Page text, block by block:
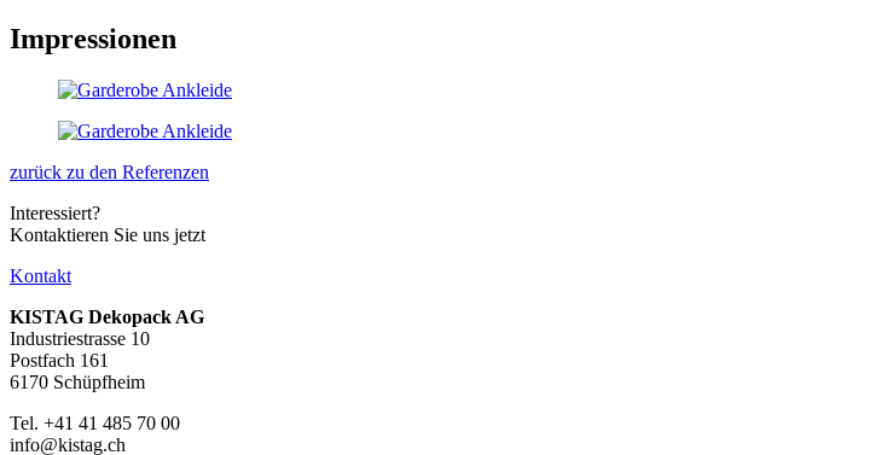
Impressionen
zurück zu den Referenzen
Interessiert?
Kontaktieren Sie uns jetzt
Kontakt
KISTAG Dekopack AG
Industriestrasse 10
Postfach 161
6170 Schüpfheim
Tel. +41 41 485 70 00
info@kistag.ch